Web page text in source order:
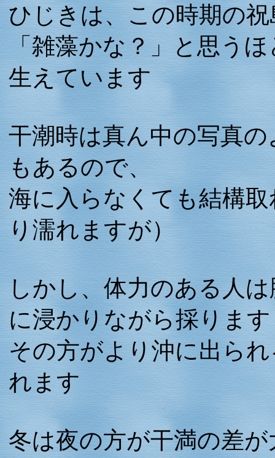
ひじきは、この時期の
「雑藻かな？」と思う
生えています
干潮時は真ん中の写真
もあるので、
海に入らなくても結構
り濡れますが）
しかし、体力のある人
に浸かりながら採ります
その方がより沖に出ら
れます
冬は夜の方が干満の差